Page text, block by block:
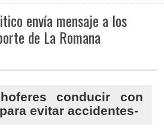
envía mensaje a los
de La Romana
conducir con
evitar accidentes-